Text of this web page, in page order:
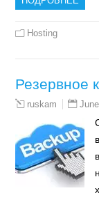
Hosting
Резервное
ruskam